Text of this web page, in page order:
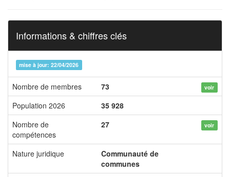
Informations & chiffres clés
mise à jour: 22/04/2026
Nombre de membres 73 voir
Population 2026
35 928
Nombre de
compétences
27 voir
Nature juridique
Communauté de
communes